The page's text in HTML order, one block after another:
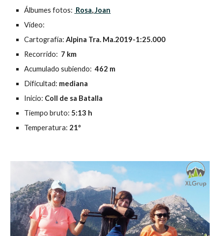
Álbumes fotos: Rosa, Joan
Vídeo:
Cartografía: Alpina Tra. Ma.2019-1:25.000
Recorrido: 7 km
Acumulado subiendo: 462 m
Dificultad: mediana
Inicio: Coll de sa Batalla
Tiempo bruto: 5:13 h
Temperatura: 21º